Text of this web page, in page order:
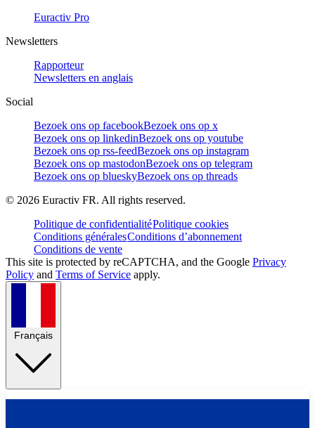
Euractiv Pro
Newsletters
Rapporteur
Newsletters en anglais
Social
Bezoek ons op facebookBezoek ons op x
Bezoek ons op linkedinBezoek ons op youtube
Bezoek ons op rss-feedBezoek ons op instagram
Bezoek ons op mastodonBezoek ons op telegram
Bezoek ons op blueskyBezoek ons op threads
© 2026 Euractiv FR. All rights reserved.
Politique de confidentialitéPolitique cookies
Conditions généralesConditions d’abonnement
Conditions de vente
This site is protected by reCAPTCHA, and the Google Privacy
Policy and Terms of Service apply.
Français